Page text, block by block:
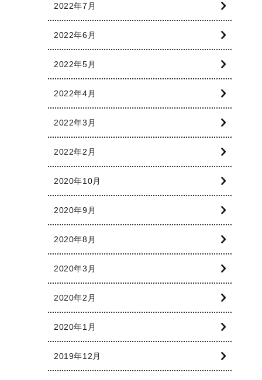
2022年7月
2022年6月
2022年5月
2022年4月
2022年3月
2022年2月
2020年10月
2020年9月
2020年8月
2020年3月
2020年2月
2020年1月
2019年12月